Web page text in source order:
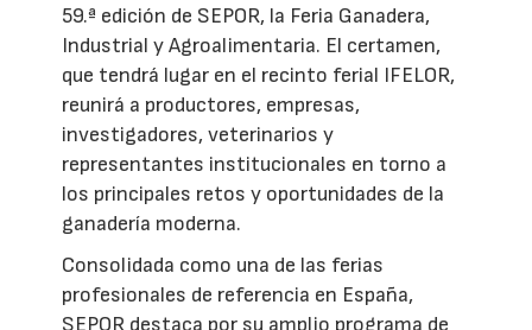
59.ª edición de SEPOR, la Feria Ganadera,
Industrial y Agroalimentaria. El certamen,
que tendrá lugar en el recinto ferial IFELOR,
reunirá a productores, empresas,
investigadores, veterinarios y
representantes institucionales en torno a
los principales retos y oportunidades de la
ganadería moderna.
Consolidada como una de las ferias
profesionales de referencia en España,
SEPOR destaca por su amplio programa de